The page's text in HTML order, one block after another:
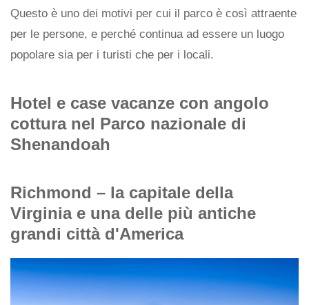
Questo è uno dei motivi per cui il parco è così attraente
per le persone, e perché continua ad essere un luogo
popolare sia per i turisti che per i locali.
Hotel e case vacanze con angolo
cottura nel Parco nazionale di
Shenandoah
Richmond – la capitale della
Virginia e una delle più antiche
grandi città d'America